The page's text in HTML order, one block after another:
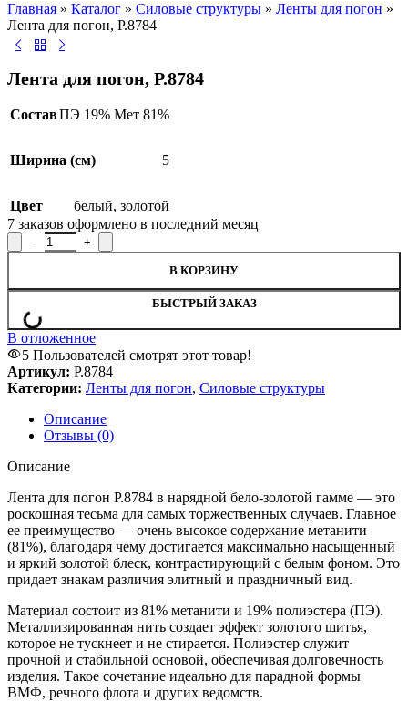
Главная » Каталог » Силовые структуры » Ленты для погон »
Лента для погон, Р.8784
Лента для погон, Р.8784
СоставПЭ 19% Мет 81%
Ширина (см) 5
Цвет белый, золотой
7 заказов оформлено в последний месяц
Количество товара Лента для погон, Р.8784
В КОРЗИНУ
БЫСТРЫЙ ЗАКАЗ
В отложенное
5 Пользователей смотрят этот товар!
Артикул: Р.8784
Категории: Ленты для погон, Силовые структуры
Описание
Отзывы (0)
Описание
Лента для погон Р.8784 в нарядной бело-золотой гамме — это
роскошная тесьма для самых торжественных случаев. Главное
ее преимущество — очень высокое содержание метанити
(81%), благодаря чему достигается максимально насыщенный
и яркий золотой блеск, контрастирующий с белым фоном. Это
придает знакам различия элитный и праздничный вид.
Материал состоит из 81% метанити и 19% полиэстера (ПЭ).
Металлизированная нить создает эффект золотого шитья,
которое не тускнеет и не стирается. Полиэстер служит
прочной и стабильной основой, обеспечивая долговечность
изделия. Такое сочетание идеально для парадной формы
ВМФ, речного флота и других ведомств.